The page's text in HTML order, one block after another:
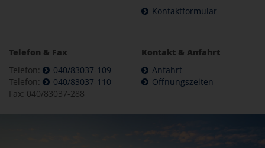
Kontaktformular
Telefon & Fax
Telefon:
040/83037-109
Telefon:
040/83037-110
Fax: 040/83037-288
Kontakt & Anfahrt
Anfahrt
Öffnungszeiten